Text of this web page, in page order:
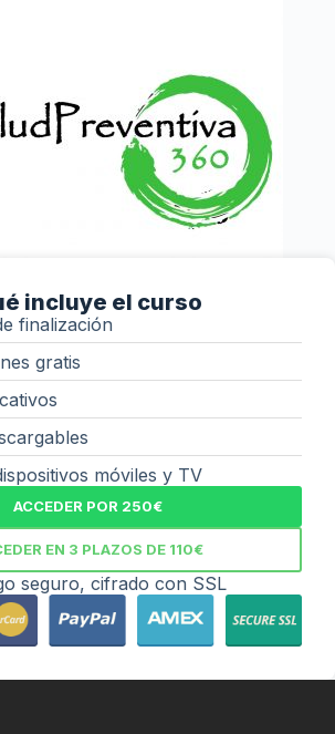
incluye el curso
finalización
gratis
móviles y TV
ACCEDER POR 250€
EN 3 PLAZOS DE 110€
seguro, cifrado con SSL